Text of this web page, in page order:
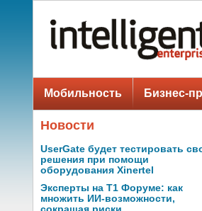
Мобильность Бизнес-
Новости
UserGate будет тестировать
решения при помощи
оборудования Xinertel
Эксперты на Т1 Форуме: как
множить ИИ-возможности,